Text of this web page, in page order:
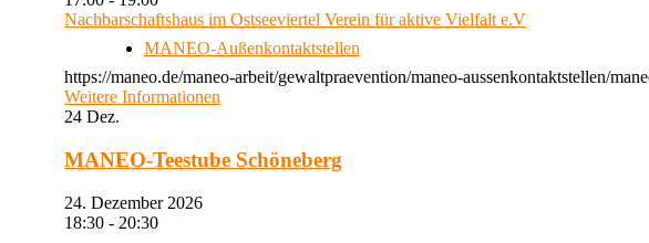
Nachbarschaftshaus im Ostseeviertel Verein für aktive Vielfalt e.V
MANEO-Außenkontaktstellen
https://maneo.de/maneo-arbeit/gewaltpraevention/maneo-aussenkontaktstellen/
Weitere Informationen
24 Dez.
MANEO-Teestube Schöneberg
24. Dezember 2026
18:30 - 20:30